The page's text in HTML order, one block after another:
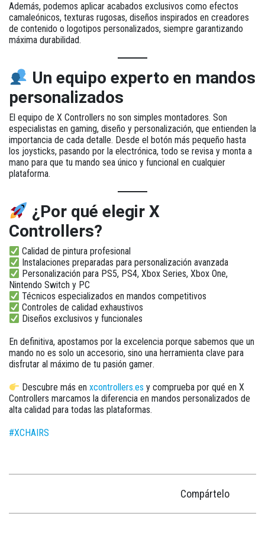
Además, podemos aplicar acabados exclusivos como efectos
camaleónicos, texturas rugosas, diseños inspirados en creadores
de contenido o logotipos personalizados, siempre garantizando
máxima durabilidad.
Un equipo experto en mandos
personalizados
El equipo de X Controllers no son simples montadores. Son
especialistas en gaming, diseño y personalización, que entienden la
importancia de cada detalle. Desde el botón más pequeño hasta
los joysticks, pasando por la electrónica, todo se revisa y monta a
mano para que tu mando sea único y funcional en cualquier
plataforma.
¿Por qué elegir X
Controllers?
Calidad de pintura profesional
Instalaciones preparadas para personalización avanzada
Personalización para PS5, PS4, Xbox Series, Xbox One,
Nintendo Switch y PC
Técnicos especializados en mandos competitivos
Controles de calidad exhaustivos
Diseños exclusivos y funcionales
En definitiva, apostamos por la excelencia porque sabemos que un
mando no es solo un accesorio, sino una herramienta clave para
disfrutar al máximo de tu pasión gamer.
Descubre más enxcontrollers.es y comprueba por qué en X
Controllers marcamos la diferencia en mandos personalizados de
alta calidad para todas las plataformas.
#XCHAIRS
Compártelo